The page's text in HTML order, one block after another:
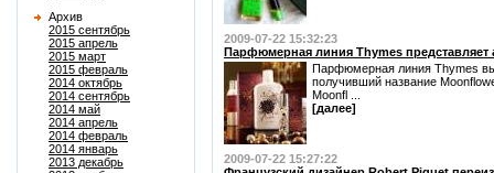
Архив
2015 сентябрь
2015 апрель
2015 март
2015 февраль
2014 октябрь
2014 сентябрь
2014 май
2014 апрель
2014 февраль
2014 январь
2013 декабрь
2009-07-22 15:32:23
Парфюмерная линия Thymes
Парфюмерная линия Thymes
получивший название
Moonfl ...
[далее]
2009-07-22 15:27:22